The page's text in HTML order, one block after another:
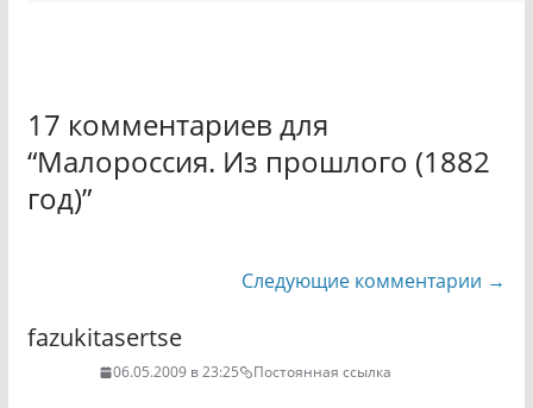
17 комментариев для
“Малороссия. Из прошлого (1882
год)”
комментариям
Следующие комментарии →
fazukitasertse
06.05.2009 в 23:25 Постоянная ссылка